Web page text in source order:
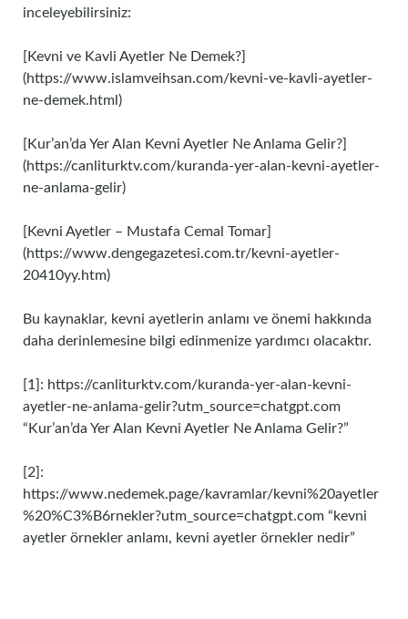
inceleyebilirsiniz:
[Kevni ve Kavli Ayetler Ne Demek?]
(https://www.islamveihsan.com/kevni-ve-kavli-ayetler-
ne-demek.html)
[Kur’an’da Yer Alan Kevni Ayetler Ne Anlama Gelir?]
(https://canliturktv.com/kuranda-yer-alan-kevni-ayetler-
ne-anlama-gelir)
[Kevni Ayetler – Mustafa Cemal Tomar]
(https://www.dengegazetesi.com.tr/kevni-ayetler-
20410yy.htm)
Bu kaynaklar, kevni ayetlerin anlamı ve önemi hakkında
daha derinlemesine bilgi edinmenize yardımcı olacaktır.
[1]: https://canliturktv.com/kuranda-yer-alan-kevni-
ayetler-ne-anlama-gelir?utm_source=chatgpt.com
“Kur’an’da Yer Alan Kevni Ayetler Ne Anlama Gelir?”
[2]:
https://www.nedemek.page/kavramlar/kevni%20ayetler
%20%C3%B6rnekler?utm_source=chatgpt.com “kevni
ayetler örnekler anlamı, kevni ayetler örnekler nedir”